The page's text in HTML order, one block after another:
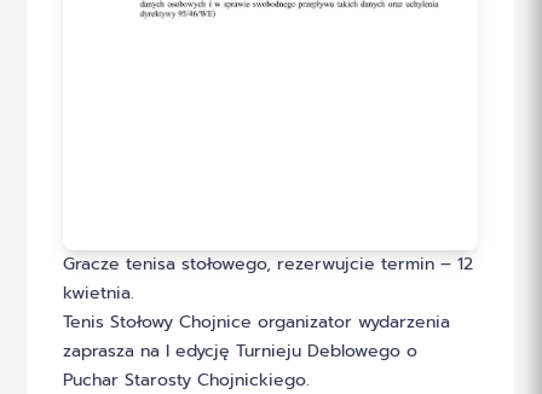
Gracze tenisa stołowego, rezerwujcie termin – 12
kwietnia.
Tenis Stołowy Chojnice organizator wydarzenia
zaprasza na I edycję Turnieju Deblowego o
Puchar Starosty Chojnickiego.